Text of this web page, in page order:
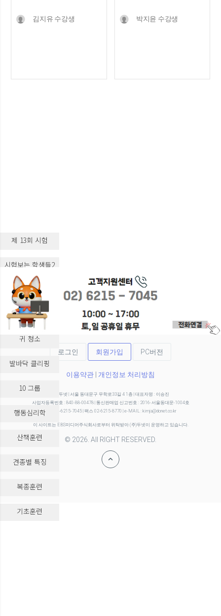
김지유 수강생 박지윤 수강생
제 13회 시험
시험보는 학생들2
시험보는 학생들3
실습 교육
귀 청소
발바닥 클리핑
10 그룹
행동심리학
산책훈련
견종별 특징
복종훈련
기초훈련
로그인 회원가입 PC버전
이용약관 개인정보 처리방침
(주)두넷 | 서울 동대문구 무학로33길 4 1층 | 대표자명 : 이승진
사업자등록번호 : 840-88-00478 | 통신판매업 신고번호 : 2016-서울동대문-1004호
전화 02-6215-7045 | 팩스 02-6215-8770 | e-MAIL : kimja@donet.co.kr
이 사이트는 EBS미디어주식회사로부터 위탁받아 (주)두넷이 운영하고 있습니다.
© 2026. All RIGHT RESERVED.